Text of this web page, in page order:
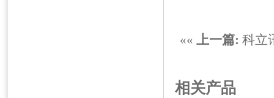
«« 上一篇: 科立
相关产品